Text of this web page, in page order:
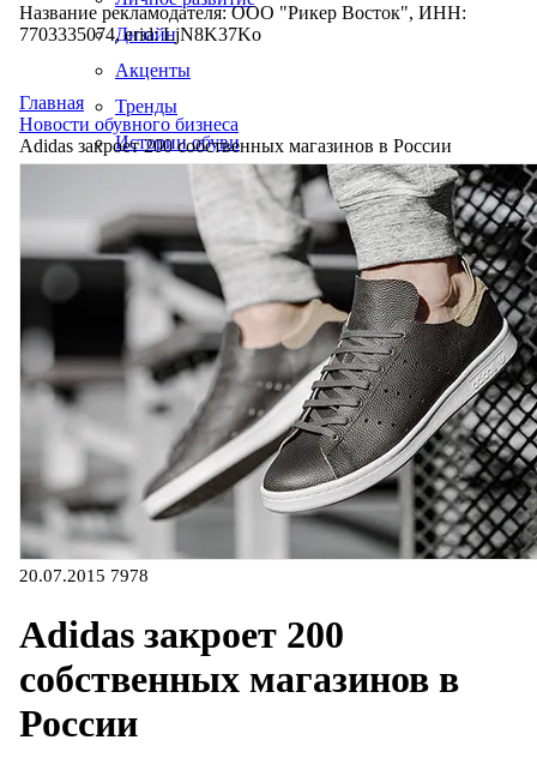
Дизайн
Акценты
Тренды
Истории обуви
Название рекламодателя: ООО "Рикер Восток", ИНН:
7703335074, erid: LjN8K37Ko
Главная
Новости обувного бизнеса
Adidas закроет 200 собственных магазинов в России
20.07.2015 7978
Adidas закроет 200
собственных магазинов в
России